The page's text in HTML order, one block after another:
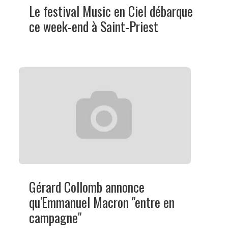
Le festival Music en Ciel débarque
ce week-end à Saint-Priest
Gérard Collomb annonce
qu'Emmanuel Macron "entre en
campagne"